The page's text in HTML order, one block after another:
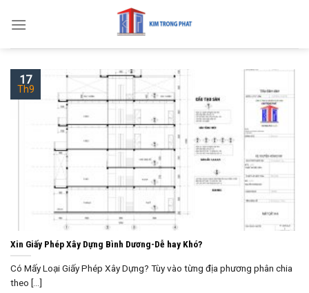
Xin Giấy Phép Xây Dựng Bình Dương-Dễ hay Khó?
Có Mấy Loại Giấy Phép Xây Dựng? Tùy vào từng địa phương phân chia
theo [...]
17
Th9